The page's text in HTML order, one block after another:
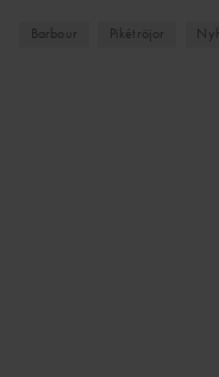
Barbour Pikétröjor